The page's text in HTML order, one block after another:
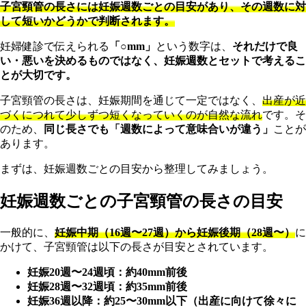
子宮頸管の長さには妊娠週数ごとの目安があり、その週数に対
して短いかどうかで判断されます。
妊婦健診で伝えられる 「○mm」 という数字は、 それだけで良
い・悪いを決めるものではなく、妊娠週数とセットで考えるこ
とが大切です。
子宮頸管の長さは、妊娠期間を通じて一定ではなく、 出産が近
づくにつれて少しずつ短くなっていくのが自然な流れです。そ
のため、
同じ長さでも「週数によって意味合いが違う」 ことが
あります。
まずは、妊娠週数ごとの目安から整理してみましょう。
妊娠週数ごとの子宮頸管の長さの目安
一般的に、 妊娠中期（16週〜27週）から妊娠後期（28週〜）に
かけて、子宮頸管は以下の長さが目安とされています。
妊娠20週〜24週頃：約40mm前後
妊娠28週〜32週頃：約35mm前後
妊娠36週以降：約25〜30mm以下（出産に向けて徐々に